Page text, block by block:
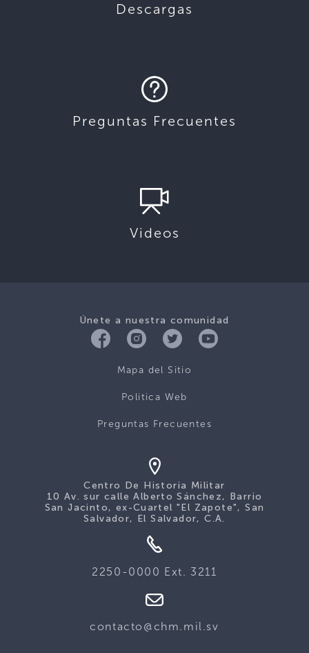
Descargas
Preguntas Frecuentes
Videos
Únete a nuestra comunidad
Mapa del Sitio
Politica Web
Preguntas Frecuentes
Centro De Historia Militar
10 Av. sur calle Alberto Sánchez, Barrio
San Jacinto, ex-Cuartel "El Zapote", San
Salvador, El Salvador, C.A.
2250-0000 Ext. 3211
contacto@chm.mil.sv